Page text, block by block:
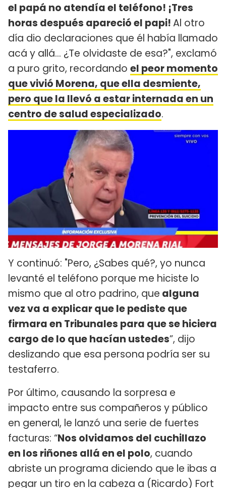
el papá no atendía el teléfono! ¡Tres
horas después apareció el papi!Al otro
día dio declaraciones que él había llamado
acá y allá... ¿Te olvidaste de esa?", exclamó
a puro grito, recordando el peor momento
que vivió Morena, que ella desmiente,
pero que la llevó a estar internada en un
centro de salud especializado.
Y continuó: "Pero, ¿Sabes qué?, yo nunca
levanté el teléfono porque me hiciste lo
mismo que al otro padrino, que alguna
vez va a explicar que le pediste que
firmara en Tribunales para que se hiciera
cargo de lo que hacían ustedes”, dijo
deslizando que esa persona podría ser su
testaferro.
Por último, causando la sorpresa e
impacto entre sus compañeros y público
en general, le lanzó una serie de fuertes
facturas: “Nos olvidamos del cuchillazo
en los riñones allá en el polo, cuando
abriste un programa diciendo que le ibas a
pegar un tiro en la cabeza a (Ricardo) Fort